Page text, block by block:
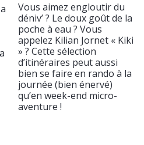
Vous aimez engloutir du
déniv’ ? Le doux goût de la
poche à eau ? Vous
appelez Kilian Jornet « Kiki
» ? Cette sélection
d’itinéraires peut aussi
bien se faire en rando à la
journée (bien énervé)
qu’en week-end micro-
aventure !